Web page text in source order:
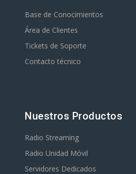
Base de Conocimientos
Área de Clientes
Tickets de Soporte
Contacto técnico
Nuestros Productos
Radio Streaming
Radio Unidad Móvil
Servidores Dedicados